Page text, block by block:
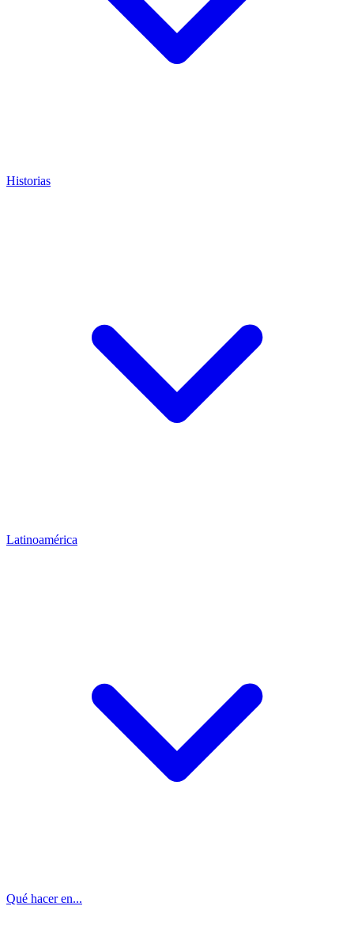
Historias
Latinoamérica
Qué hacer en...